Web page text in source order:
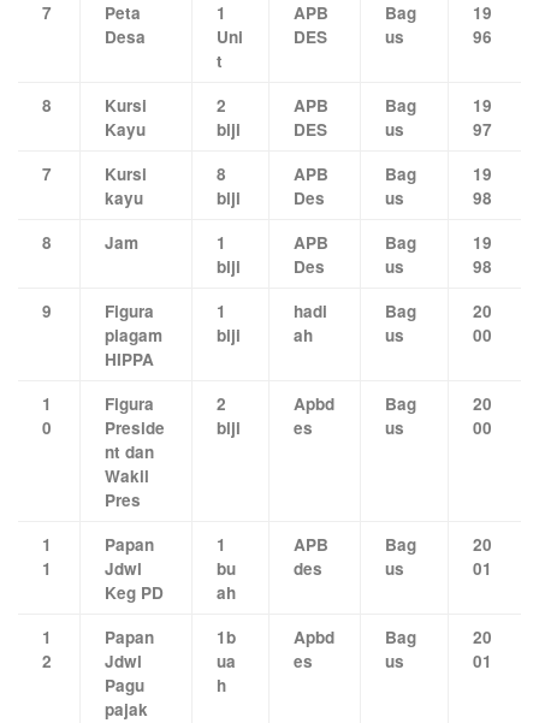
7
Peta
Desa
1
Uni
t
APB
DES
Bag
us
19
96
8
Kursi
Kayu
2
biji
APB
DES
Bag
us
19
97
7
Kursi
kayu
8
biji
APB
Des
Bag
us
19
98
8
Jam
1
biji
APB
Des
Bag
us
19
98
9
Figura
piagam
HIPPA
1
biji
hadi
ah
Bag
us
20
00
1
0
Figura
Preside
nt dan
Wakil
Pres
2
biji
Apbd
es
Bag
us
20
00
1
1
Papan
Jdwl
Keg PD
1
bu
ah
APB
des
Bag
us
20
01
1
2
Papan
Jdwl
Pagu
pajak
1b
ua
h
Apbd
es
Bag
us
20
01